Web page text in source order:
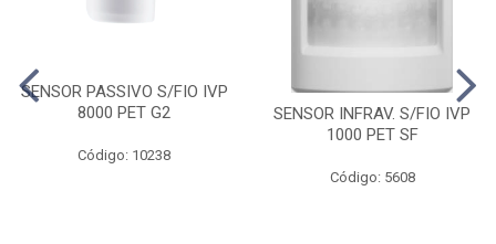
SENSOR PASSIVO S/FIO IVP
8000 PET G2
Código: 10238
SENSOR INFRAV. S/FIO IVP
1000 PET SF
Código: 5608